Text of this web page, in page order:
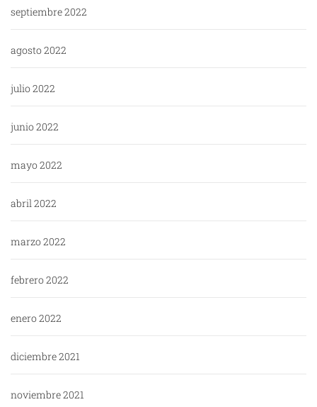
septiembre 2022
agosto 2022
julio 2022
junio 2022
mayo 2022
abril 2022
marzo 2022
febrero 2022
enero 2022
diciembre 2021
noviembre 2021